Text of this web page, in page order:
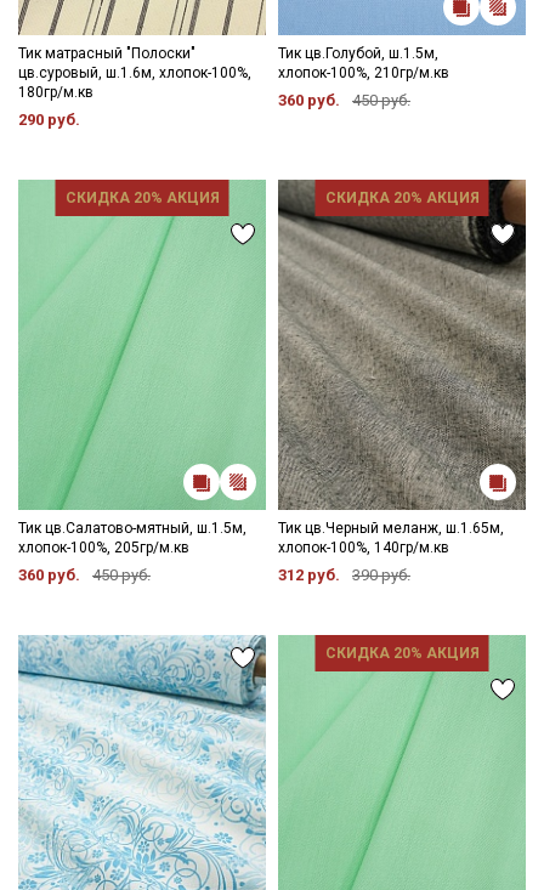
Тик матрасный "Полоски"
цв.суровый, ш.1.6м, хлопок-100%,
180гр/м.кв
290 руб.
Тик цв.Голубой, ш.1.5м,
хлопок-100%, 210гр/м.кв
360 руб. 450 руб.
СКИДКА 20% АКЦИЯ
Тик цв.Салатово-мятный, ш.1.5м,
хлопок-100%, 205гр/м.кв
360 руб. 450 руб.
СКИДКА 20% АКЦИЯ
Тик цв.Черный меланж, ш.1.65м,
хлопок-100%, 140гр/м.кв
312 руб. 390 руб.
СКИДКА 20% АКЦИЯ
Секретная рассылка от Купава